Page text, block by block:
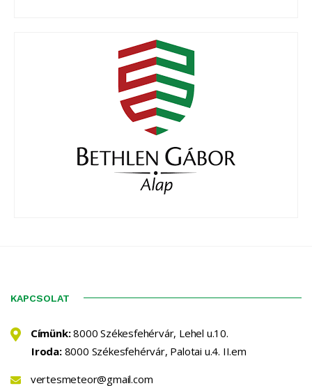
KAPCSOLAT
Címünk:8000 Székesfehérvár, Lehel u.10.
Iroda:8000 Székesfehérvár, Palotai u.4. II.em
vertesmeteor@gmail.com